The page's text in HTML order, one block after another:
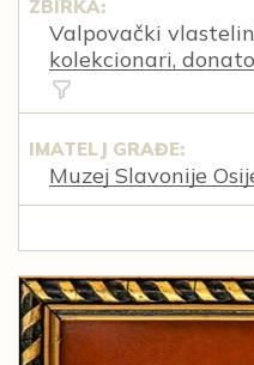
ZBIRKA:
Valpovački
kolekcionari,
IMATELJ GRAĐE:
Muzej Slavonije